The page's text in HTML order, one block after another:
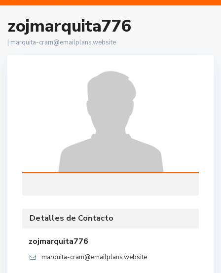
zojmarquita776
marquita-cram@emailplans.website
Detalles de Contacto
zojmarquita776
marquita-cram@emailplans.website